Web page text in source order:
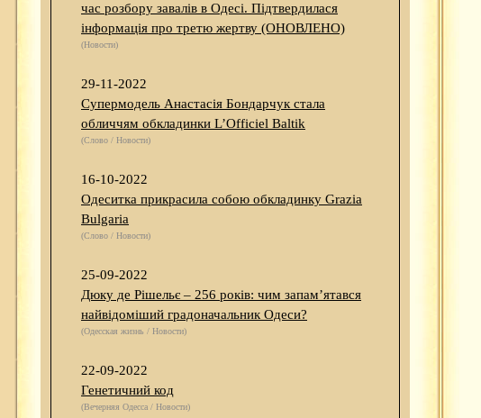
час розбору завалів в Одесі. Підтвердилася
інформація про третю жертву (ОНОВЛЕНО)
(Новости)
29-11-2022
Супермодель Анастасія Бондарчук стала
обличчям обкладинки L’Officiel Baltik
(Слово / Новости)
16-10-2022
Одеситка прикрасила собою обкладинку Grazia
Bulgaria
(Слово / Новости)
25-09-2022
Дюку де Рішельє – 256 років: чим запам’ятався
найвідоміший градоначальник Одеси?
(Одесская жизнь / Новости)
22-09-2022
Генетичний код
(Вечерняя Одесса / Новости)